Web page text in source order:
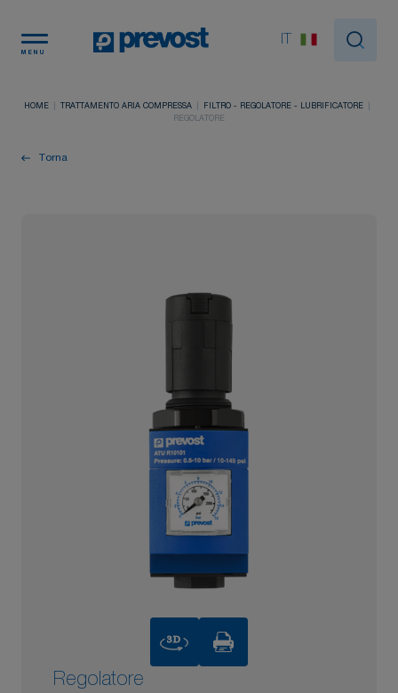
MENU
IT
HOME TRATTAMENTO ARIA COMPRESSA
FILTRO - REGOLATORE - LUBRIFICATORE
REGOLATORE
Torna
3D
Regolatore